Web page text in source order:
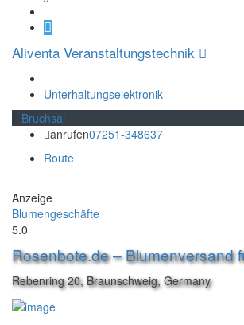
Aliventa Veranstaltungstechnik
Unterhaltungselektronik
Bruchsal
anrufen07251-348637
Route
Anzeige
Blumengeschäfte
5.0
Rosenbote.de – Blumenversand
Rebenring 20, Braunschweig, Germany